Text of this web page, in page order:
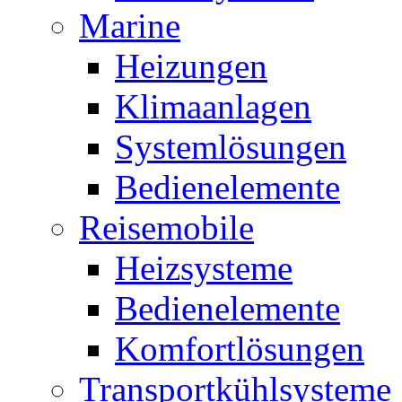
Marine
Heizungen
Klimaanlagen
Systemlösungen
Bedienelemente
Reisemobile
Heizsysteme
Bedienelemente
Komfortlösungen
Transportkühlsysteme